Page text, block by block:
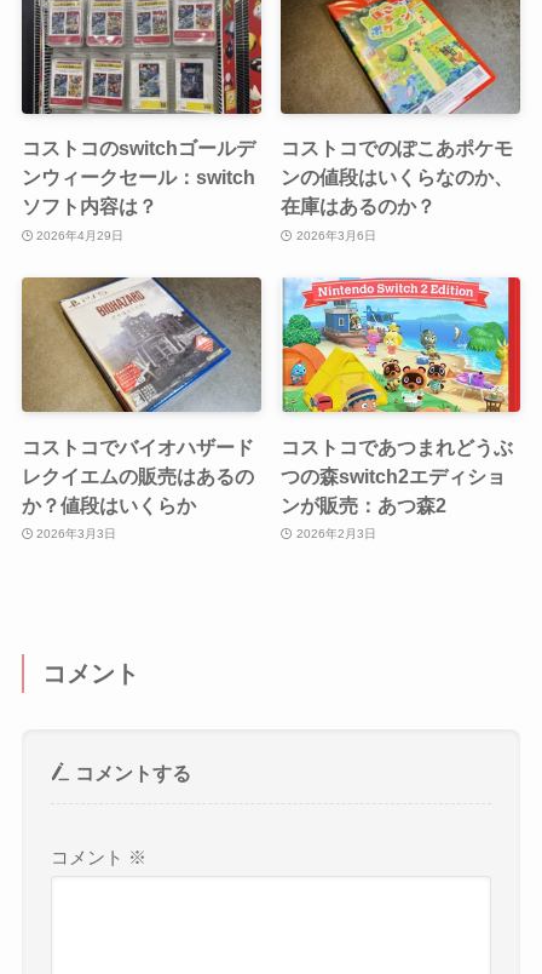
コストコのswitchゴールデ
ンウィークセール：switch
ソフト内容は？
2026年4月29日
コストコでのぽこあポケモ
ンの値段はいくらなのか、
在庫はあるのか？
2026年3月6日
コストコでバイオハザード
レクイエムの販売はあるの
か？値段はいくらか
2026年3月3日
コストコであつまれどうぶ
つの森switch2エディショ
ンが販売：あつ森2
2026年2月3日
コメント
コメントする
コメント ※